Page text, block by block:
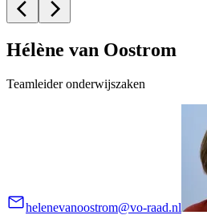
Hélène van Oostrom
Teamleider onderwijszaken
helenevanoostrom@vo-raad.nl